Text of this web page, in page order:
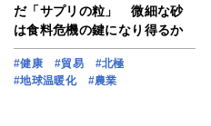
だ「サプリの粒」 微細な砂
は食料危機の鍵になり得るか
#健康 #貿易
#北極
#地球温暖化
#農業